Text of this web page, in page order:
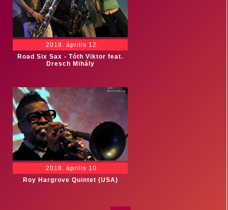
2018. április 12.
Road Six Sax - Tóth Viktor feat.
Dresch Mihály
2018. április 10.
Roy Hargrove Quintet (USA)